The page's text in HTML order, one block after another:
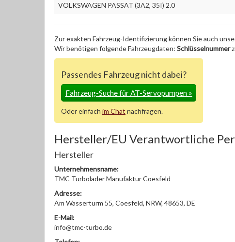
VOLKSWAGEN PASSAT (3A2, 35I) 2.0
Zur exakten Fahrzeug-Identifizierung können Sie auch
Wir benötigen folgende Fahrzeugdaten: Schlüsselnummer
Passendes Fahrzeug nicht dabei?
Fahrzeug-Suche für AT-Servopumpen»
Oder einfach im Chat nachfragen.
Hersteller/EU Verantwortliche
Hersteller
Unternehmensname:
TMC Turbolader Manufaktur Coesfeld
Adresse:
Am Wasserturm 55, Coesfeld, NRW, 48653, DE
E-Mail:
info@tmc-turbo.de